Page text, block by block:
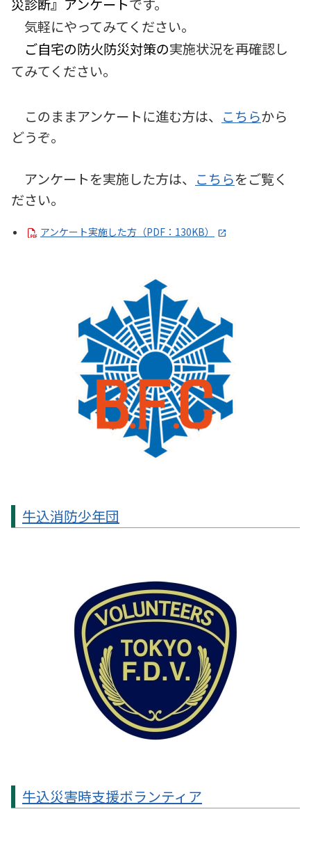
災診断』 アンケートです。
気軽にやってみてください。
ご自宅の防火防災対策の実施状況を再確認し
てみてください。
このままアンケートに進む方は、 こちらから
どうぞ。
アンケートを実施した方は、 こちらをご覧く
ださい。
アンケート実施した方（PDF：130KB）
牛込消防少年団
牛込災害時支援ボランティア